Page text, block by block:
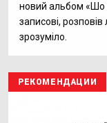
новий альбом «Шо
записові,
зрозуміло.
РЕКОМЕНДАЦИИ